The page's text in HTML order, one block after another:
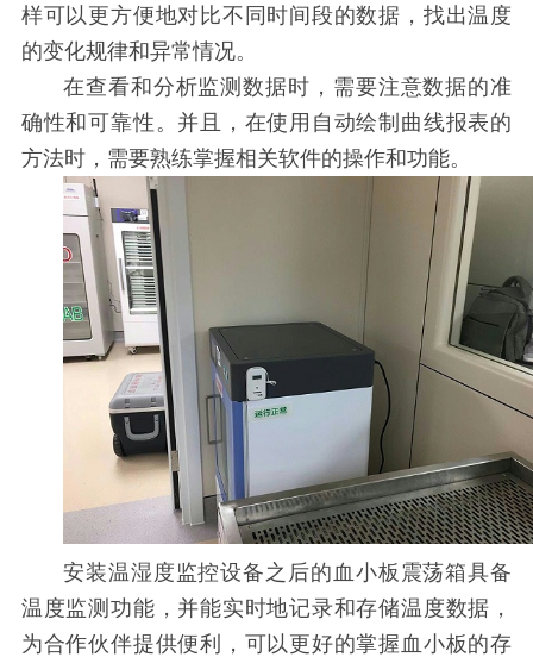
样可以更方便地对比不同时间段的数据，找出温度
的变化规律和异常情况。
在查看和分析监测数据时，需要注意数据的准
确性和可靠性。并且，在使用自动绘制曲线报表的
方法时，需要熟练掌握相关软件的操作和功能。
安装温湿度监控设备之后的血小板震荡箱具备
温度监测功能，并能实时地记录和存储温度数据，
为合作伙伴提供便利，可以更好的掌握血小板的存